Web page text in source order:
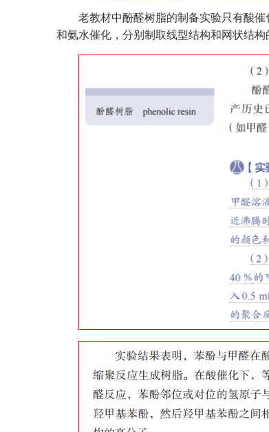
老教材中酚醛树脂的制备实验只有酸
和氨水催化，分别制取线型结构和网状结构